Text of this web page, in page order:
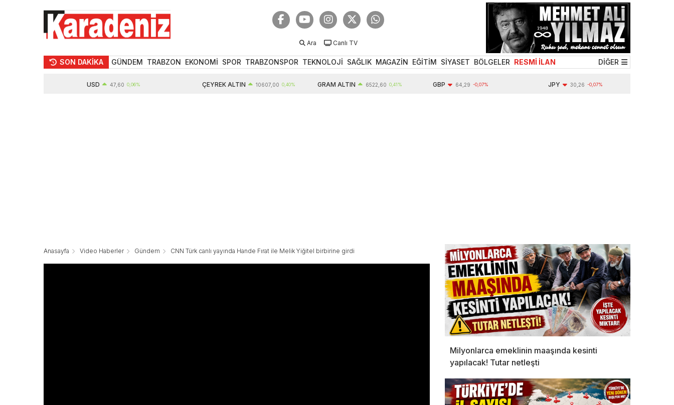
Ara Canlı TV
SON DAKİKA GÜNDEM TRABZON EKONOMİ SPOR TRABZONSPOR TEKNOLOJİ SAĞLIK MAGAZİN EĞİTİM SİYASET BÖLGELER RESMİ İLAN DİĞER
47,60 0,06% ÇEYREK ALTIN 10607,00 0,40% GRAM ALTIN 6522,60 0,41% 64,29 -0,07% 30,26 -0,07%
Anasayfa Video Haberler Gündem CNN Türk canlı yayında Hande Fırat ile Melik Yiğitel birbirine girdi
Milyonlarca emeklinin maaşında kesinti
yapılacak! Tutar netleşti